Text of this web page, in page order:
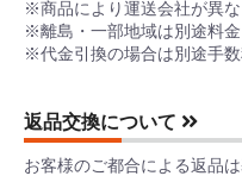
※商品により運送会社が異な
※離島・一部地域は別途料金
※代金引換の場合は別途手数
返品交換について
お客様のご都合による返品